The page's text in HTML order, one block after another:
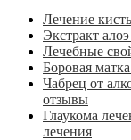
Лечение
Экстракт
Лечебные
Боровая
Чабрец от
отзывы
Глаукома
лечения